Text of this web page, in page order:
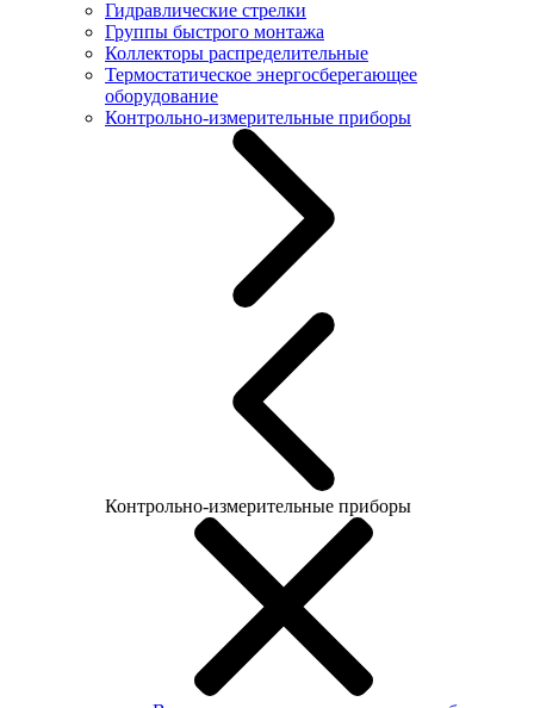
Гидравлические стрелки
Группы быстрого монтажа
Коллекторы распределительные
Термостатическое энергосберегающее
оборудование
Контрольно-измерительные приборы
Контрольно-измерительные приборы